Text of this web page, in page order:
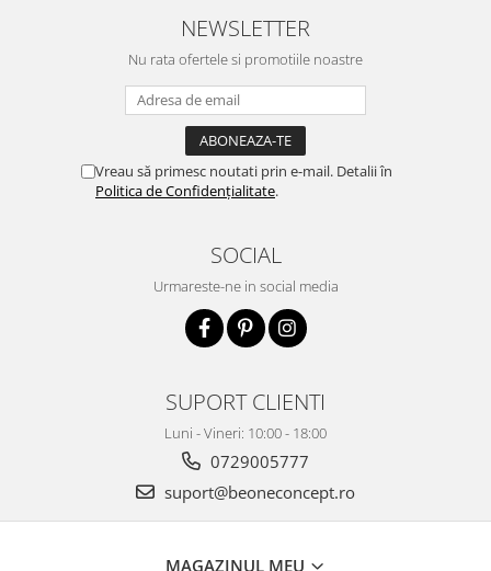
NEWSLETTER
Nu rata ofertele si promotiile noastre
Vreau să primesc noutati prin e-mail. Detalii în
Politica de Confidențialitate.
SOCIAL
Urmareste-ne in social media
SUPORT CLIENTI
Luni - Vineri: 10:00 - 18:00
0729005777
suport@beoneconcept.ro
MAGAZINUL MEU